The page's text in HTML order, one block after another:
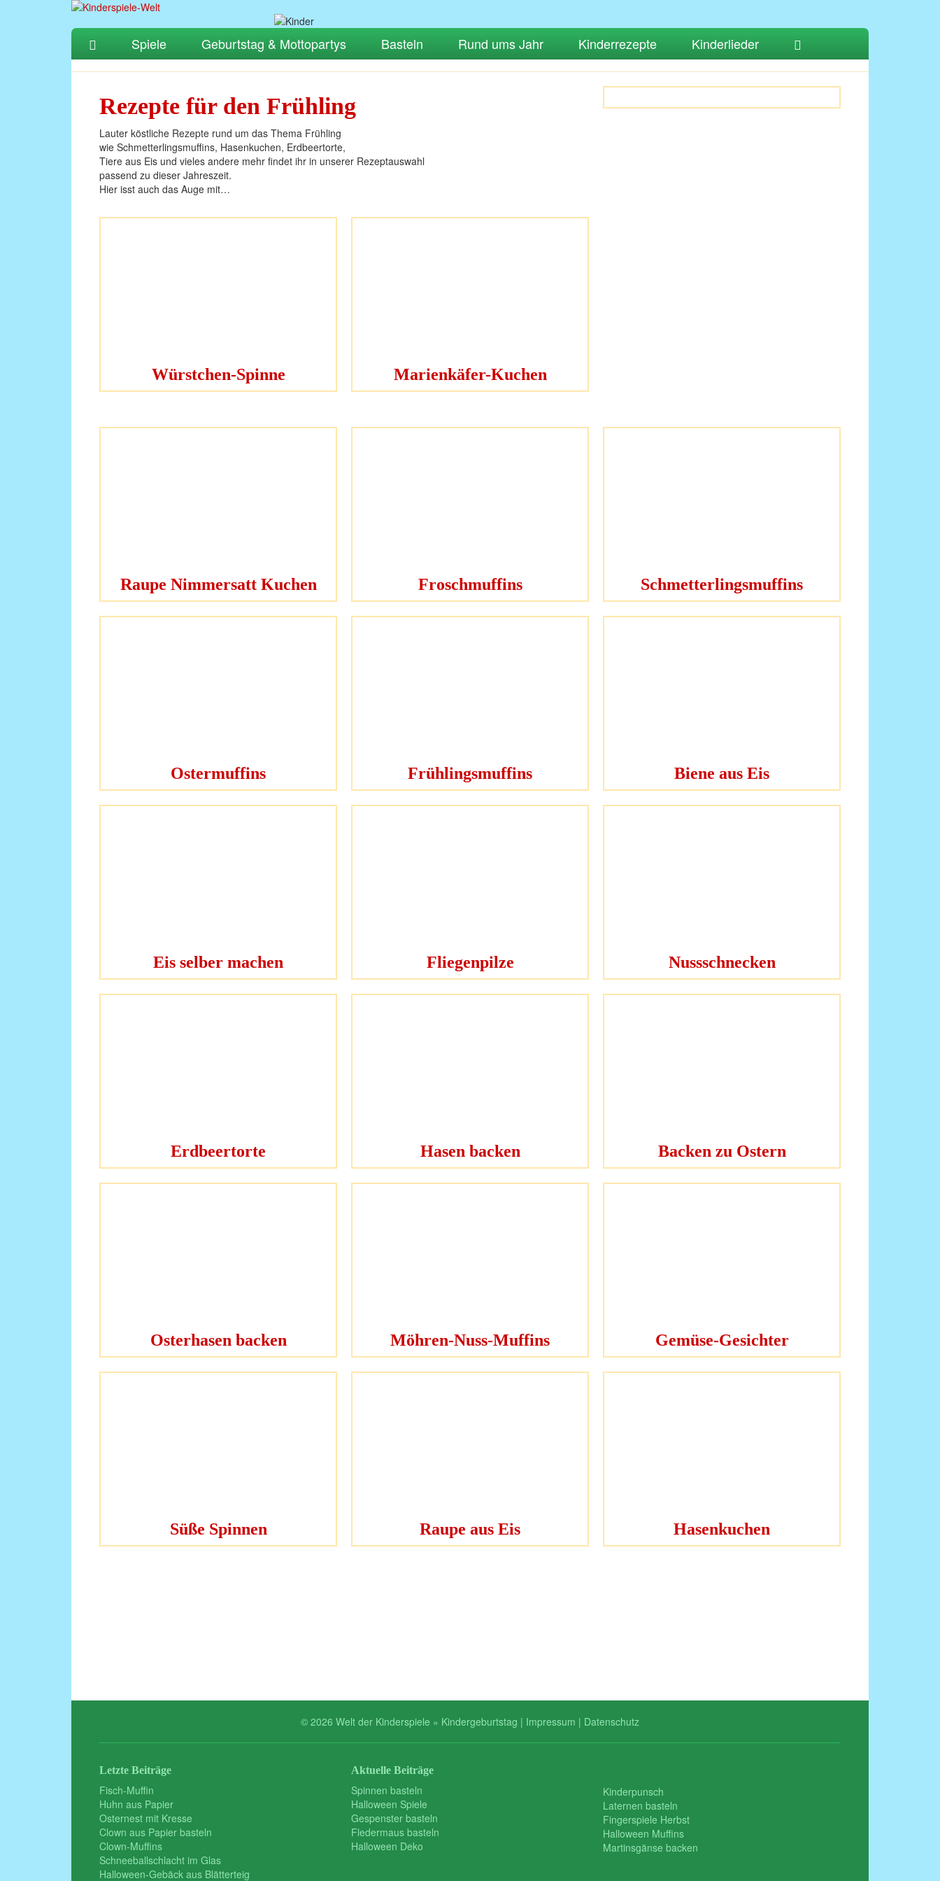
Spiele Geburtstag & Mottopartys Basteln Rund ums Jahr Kinderrezepte Kinderlieder
Rezepte für den Frühling
Lauter köstliche Rezepte rund um das Thema Frühling
wie Schmetterlingsmuffins, Hasenkuchen, Erdbeertorte,
Tiere aus Eis und vieles andere mehr findet ihr in unserer Rezeptauswahl
passend zu dieser Jahreszeit.
Hier isst auch das Auge mit…
Würstchen-Spinne Marienkäfer-Kuchen
Raupe Nimmersatt Kuchen Froschmuffins Schmetterlingsmuffins
Ostermuffins Frühlingsmuffins Biene aus Eis
Eis selber machen Fliegenpilze Nussschnecken
Erdbeertorte Hasen backen Backen zu Ostern
Osterhasen backen Möhren-Nuss-Muffins Gemüse-Gesichter
Süße Spinnen Raupe aus Eis Hasenkuchen
© 2026 Welt der Kinderspiele » Kindergeburtstag | Impressum | Datenschutz
Letzte Beiträge
Fisch-Muffin
Huhn aus Papier
Osternest mit Kresse
Clown aus Papier basteln
Clown-Muffins
Schneeballschlacht im Glas
Halloween-Gebäck aus Blätterteig
Aktuelle Beiträge
Spinnen basteln
Halloween Spiele
Gespenster basteln
Fledermaus basteln
Halloween Deko
Kinderpunsch
Laternen basteln
Fingerspiele Herbst
Halloween Muffins
Martinsgänse backen